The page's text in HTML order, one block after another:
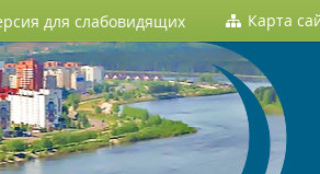
для слабовидящих Карта